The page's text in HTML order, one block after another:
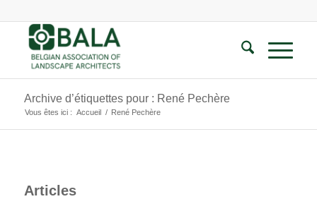
Archive d’étiquettes pour : René Pechère
Vous êtes ici : Accueil / René Pechère
Articles